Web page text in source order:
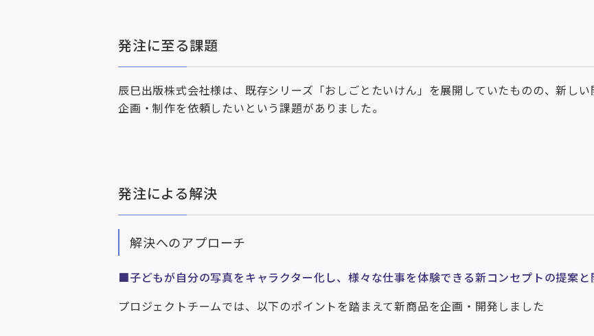
発注に至る課題
辰巳出版株式会社様は、既存シリーズ「おしごとたいけん」を展開していたものの、新し
企画・制作を依頼したいという課題がありました。
発注による解決
解決へのアプローチ
■子どもが自分の写真をキャラクター化し、様々な仕事を体験できる新コンセプトの提案と
プロジェクトチームでは、以下のポイントを踏まえて新商品を企画・開発しました